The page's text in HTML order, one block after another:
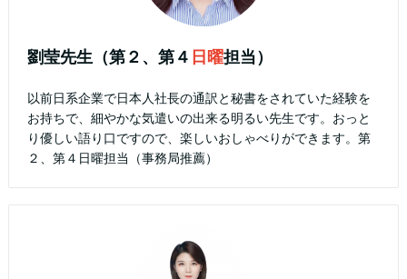
劉莹先生（第２、第４ 日曜担当）
以前日系企業で日本人社長の通訳と秘書をされていた経験を
お持ちで、細やかな気遣いの出来る明るい先生です。おっと
り優しい語り口ですので、楽しいおしゃべりができます。第
２、第４日曜担当（事務局推薦）